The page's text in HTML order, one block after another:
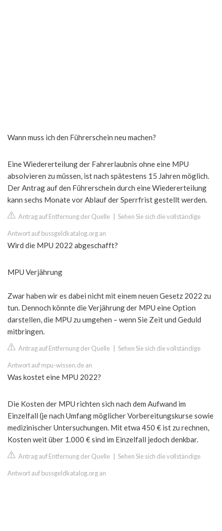
Wann muss ich den Führerschein neu machen?
Eine Wiedererteilung der Fahrerlaubnis ohne eine MPU
absolvieren zu müssen, ist nach spätestens 15 Jahren möglich.
Der Antrag auf den Führerschein durch eine Wiedererteilung
kann sechs Monate vor Ablauf der Sperrfrist gestellt werden.
Antrag auf Entfernung der Quelle Sehen Sie sich die vollständige
Antwort auf bussgeldkatalog.org an
Wird die MPU 2022 abgeschafft?
MPU Verjährung
Zwar haben wir es dabei nicht mit einem neuen Gesetz 2022 zu
tun. Dennoch könnte die Verjährung der MPU eine Option
darstellen, die MPU zu umgehen – wenn Sie Zeit und Geduld
mitbringen.
Antrag auf Entfernung der Quelle Sehen Sie sich die vollständige
Antwort auf mpu-wissen.de an
Was kostet eine MPU 2022?
Die Kosten der MPU richten sich nach dem Aufwand im
Einzelfall (je nach Umfang möglicher Vorbereitungskurse sowie
medizinischer Untersuchungen. Mit etwa 450 € ist zu rechnen,
Kosten weit über 1.000 € sind im Einzelfall jedoch denkbar.
Antrag auf Entfernung der Quelle Sehen Sie sich die vollständige
Antwort auf bussgeldkatalog.org an